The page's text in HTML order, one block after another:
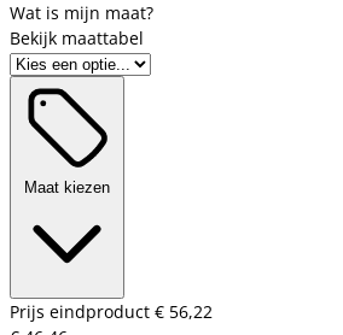
Bekijk maattabel
Maat kiezen
Prijs eindproduct € 56,22